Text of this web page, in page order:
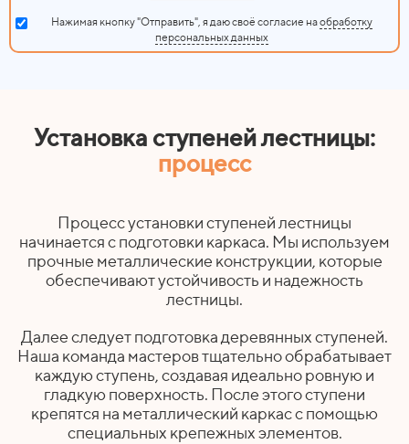
Нажимая кнопку "Отправить", я даю своё согласие наобработку
персональных данных
Установка ступеней лестницы:
процесс
Процесс установки ступеней лестницы
начинается с подготовки каркаса. Мы используем
прочные металлические конструкции, которые
обеспечивают устойчивость и надежность
лестницы.
Далее следует подготовка деревянных ступеней.
Наша команда мастеров тщательно обрабатывает
каждую ступень, создавая идеально ровную и
гладкую поверхность. После этого ступени
крепятся на металлический каркас с помощью
специальных крепежных элементов.